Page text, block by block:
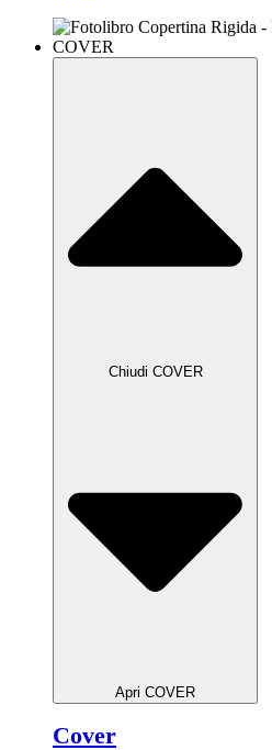
COVER
Chiudi COVER
Apri COVER
Cover